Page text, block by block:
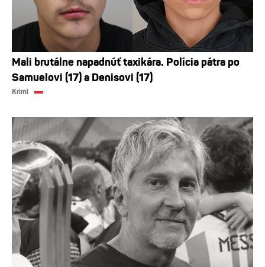
Mali brutálne napadnúť taxikára. Polícia pátra po
Samuelovi (17) a Denisovi (17)
Krimi